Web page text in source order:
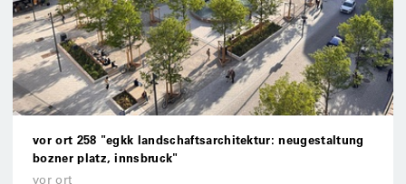
vor ort 258 "egkk landschaftsarchitektur: neugestaltung
bozner platz, innsbruck"
vor ort